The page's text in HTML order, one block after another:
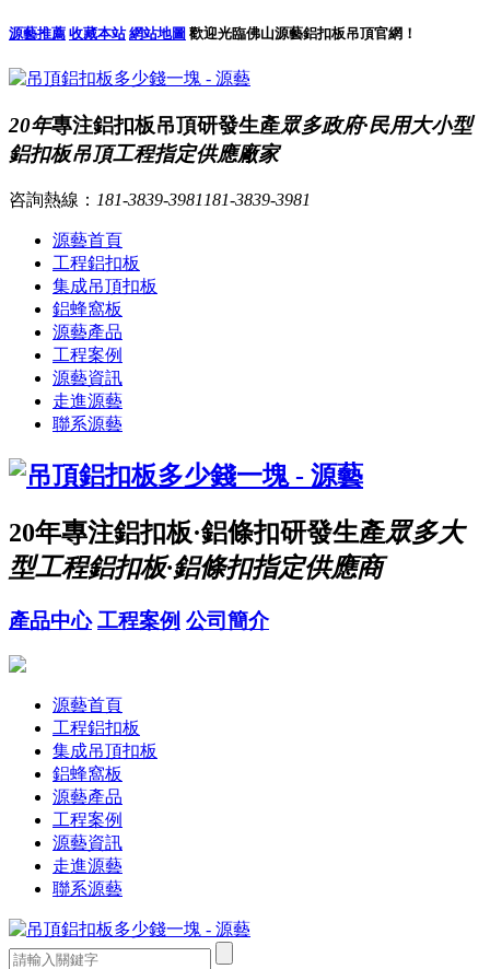
源藝推薦 收藏本站 網站地圖 歡迎光臨佛山源藝鋁扣板吊頂官網！
20年專注鋁扣板吊頂研發生產眾多政府·民用大小型
鋁扣板吊頂工程指定供應廠家
咨詢熱線： 181-3839-3981 181-3839-3981
源藝首頁
工程鋁扣板
集成吊頂扣板
鋁蜂窩板
源藝產品
工程案例
源藝資訊
走進源藝
聯系源藝
20年專注鋁扣板·鋁條扣研發生產眾多大
型工程鋁扣板·鋁條扣指定供應商
產品中心 工程案例 公司簡介
源藝首頁
工程鋁扣板
集成吊頂扣板
鋁蜂窩板
源藝產品
工程案例
源藝資訊
走進源藝
聯系源藝